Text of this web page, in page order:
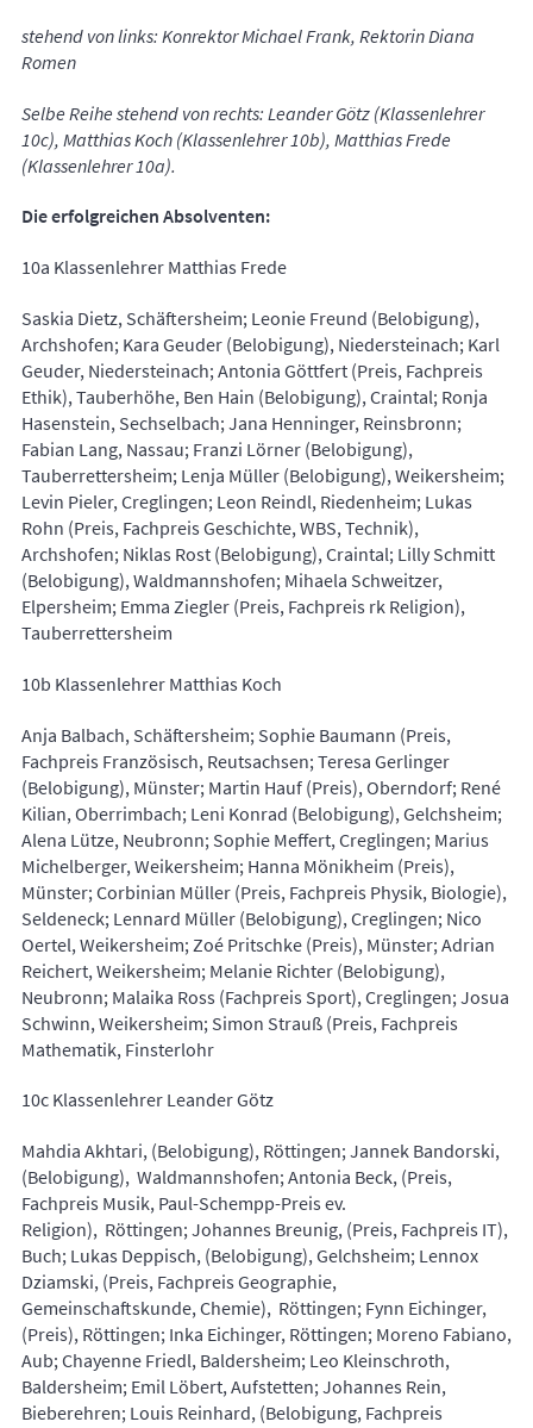
stehend von links: Konrektor Michael Frank, Rektorin Diana
Romen
Selbe Reihe stehend von rechts: Leander Götz (Klassenlehrer
10c), Matthias Koch (Klassenlehrer 10b), Matthias Frede
(Klassenlehrer 10a).
Die erfolgreichen Absolventen:
10a Klassenlehrer Matthias Frede
Saskia Dietz, Schäftersheim; Leonie Freund (Belobigung),
Archshofen; Kara Geuder (Belobigung), Niedersteinach; Karl
Geuder, Niedersteinach; Antonia Göttfert (Preis, Fachpreis
Ethik), Tauberhöhe, Ben Hain (Belobigung), Craintal; Ronja
Hasenstein, Sechselbach; Jana Henninger, Reinsbronn;
Fabian Lang, Nassau; Franzi Lörner (Belobigung),
Tauberrettersheim; Lenja Müller (Belobigung), Weikersheim;
Levin Pieler, Creglingen; Leon Reindl, Riedenheim; Lukas
Rohn (Preis, Fachpreis Geschichte, WBS, Technik),
Archshofen; Niklas Rost (Belobigung), Craintal; Lilly Schmitt
(Belobigung), Waldmannshofen; Mihaela Schweitzer,
Elpersheim; Emma Ziegler (Preis, Fachpreis rk Religion),
Tauberrettersheim
10b Klassenlehrer Matthias Koch
Anja Balbach, Schäftersheim; Sophie Baumann (Preis,
Fachpreis Französisch, Reutsachsen; Teresa Gerlinger
(Belobigung), Münster; Martin Hauf (Preis), Oberndorf; René
Kilian, Oberrimbach; Leni Konrad (Belobigung), Gelchsheim;
Alena Lütze, Neubronn; Sophie Meffert, Creglingen; Marius
Michelberger, Weikersheim; Hanna Mönikheim (Preis),
Münster; Corbinian Müller (Preis, Fachpreis Physik, Biologie),
Seldeneck; Lennard Müller (Belobigung), Creglingen; Nico
Oertel, Weikersheim; Zoé Pritschke (Preis), Münster; Adrian
Reichert, Weikersheim; Melanie Richter (Belobigung),
Neubronn; Malaika Ross (Fachpreis Sport), Creglingen; Josua
Schwinn, Weikersheim; Simon Strauß (Preis, Fachpreis
Mathematik, Finsterlohr
10c Klassenlehrer Leander Götz
Mahdia Akhtari, (Belobigung), Röttingen; Jannek Bandorski,
(Belobigung), Waldmannshofen; Antonia Beck, (Preis,
Fachpreis Musik, Paul-Schempp-Preis ev.
Religion), Röttingen; Johannes Breunig, (Preis, Fachpreis IT),
Buch; Lukas Deppisch, (Belobigung), Gelchsheim; Lennox
Dziamski, (Preis, Fachpreis Geographie,
Gemeinschaftskunde, Chemie), Röttingen; Fynn Eichinger,
(Preis), Röttingen; Inka Eichinger, Röttingen; Moreno Fabiano,
Aub; Chayenne Friedl, Baldersheim; Leo Kleinschroth,
Baldersheim; Emil Löbert, Aufstetten; Johannes Rein,
Bieberehren; Louis Reinhard, (Belobigung, Fachpreis